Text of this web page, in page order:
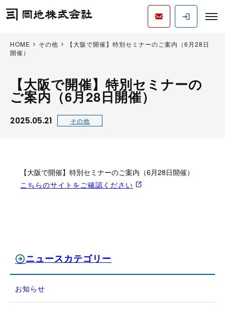
HOME その他
【大阪で開催】特別セミナーのご案内（6月28日
開催）
【大阪で開催】特別セミナーの
ご案内（6月28日開催）
2025.05.21 その他
【大阪で開催】特別セミナーのご案内（6月28日開催）
こちらのサイトをご確認ください
ニュースカテゴリー
お知らせ